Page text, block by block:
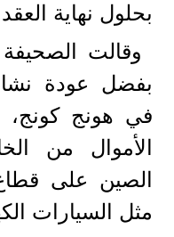
بحلول نهاية
وقالت
بفضل عودة
في هونج كونج،
الأموال من
الصين على
مثل السيارات